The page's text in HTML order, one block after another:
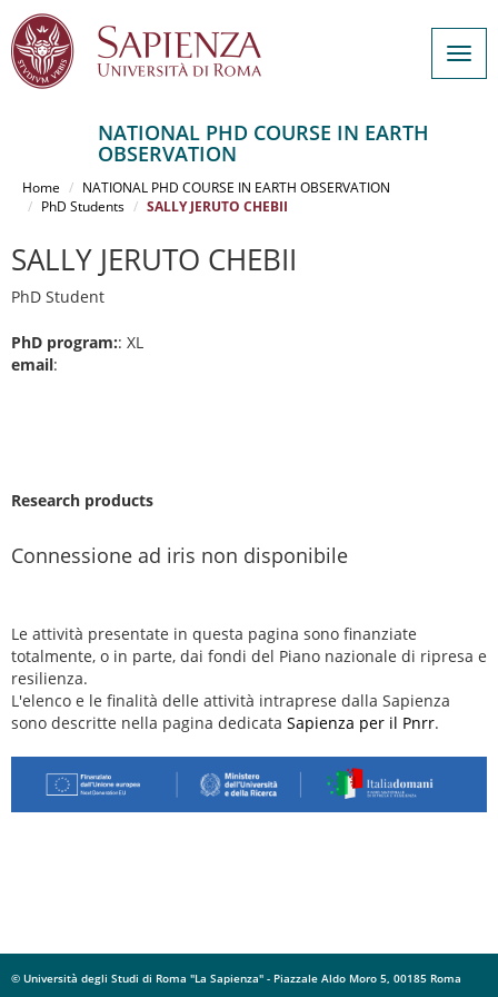
contenuto
NATIONAL PHD COURSE IN EARTH
OBSERVATION
Home
NATIONAL PHD COURSE IN EARTH OBSERVATION
PhD Students
SALLY JERUTO CHEBII
SALLY JERUTO CHEBII
PhD Student
PhD program:: XL
email:
Research products
Connessione ad iris non disponibile
Le attività presentate in questa pagina sono finanziate
totalmente, o in parte, dai fondi del Piano nazionale di ripresa e
resilienza.
L'elenco e le finalità delle attività intraprese dalla Sapienza
sono descritte nella pagina dedicata Sapienza per il Pnrr.
© Università degli Studi di Roma "La Sapienza" - Piazzale Aldo Moro 5, 00185 Roma